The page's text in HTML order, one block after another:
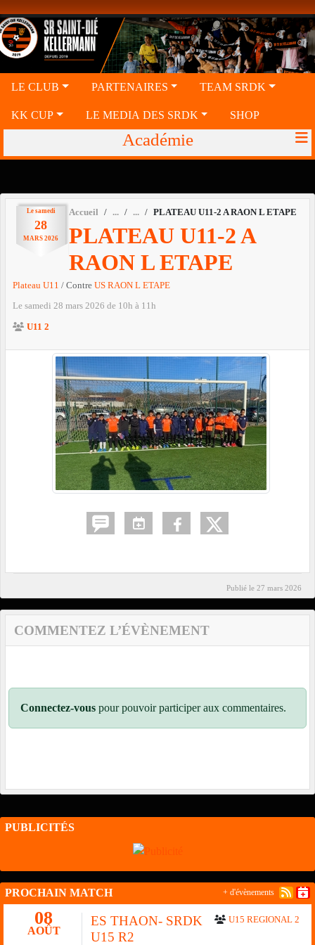
LE CLUB PARTENAIRES TEAM SRDK
KK CUP LE MEDIA DES SRDK SHOP
Académie
Le samedi
28
MARS 2026
Accueil PLATEAU U11-2 A RAON L ETAPE
PLATEAU U11-2 A
RAON L ETAPE
Plateau U11 / Contre US RAON L ETAPE
Le samedi 28 mars 2026 de 10h à 11h
U11 2
Publié le 27 mars 2026
COMMENTEZ L’ÉVÈNEMENT
Connectez-vous pour pouvoir participer aux commentaires.
PUBLICITÉS
PROCHAIN MATCH
08
AOÛT
U15 REGIONAL 2
ES THAON- SRDK
U15 R2
+ d'évènements